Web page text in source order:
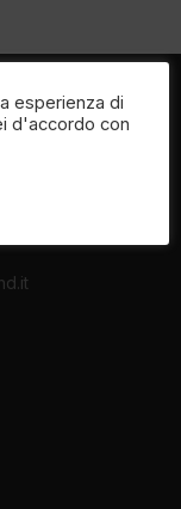
esperienza di
d'accordo con